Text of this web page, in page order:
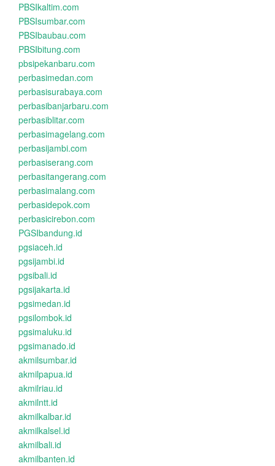
PBSIkaltim.com
PBSIsumbar.com
PBSIbaubau.com
PBSIbitung.com
pbsipekanbaru.com
perbasimedan.com
perbasisurabaya.com
perbasibanjarbaru.com
perbasiblitar.com
perbasimagelang.com
perbasijambi.com
perbasiserang.com
perbasitangerang.com
perbasimalang.com
perbasidepok.com
perbasicirebon.com
PGSIbandung.id
pgsiaceh.id
pgsijambi.id
pgsibali.id
pgsijakarta.id
pgsimedan.id
pgsilombok.id
pgsimaluku.id
pgsimanado.id
akmilsumbar.id
akmilpapua.id
akmilriau.id
akmilntt.id
akmilkalbar.id
akmilkalsel.id
akmilbali.id
akmilbanten.id